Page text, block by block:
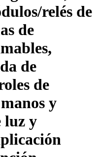
relés de
de
de
de
y
luz y